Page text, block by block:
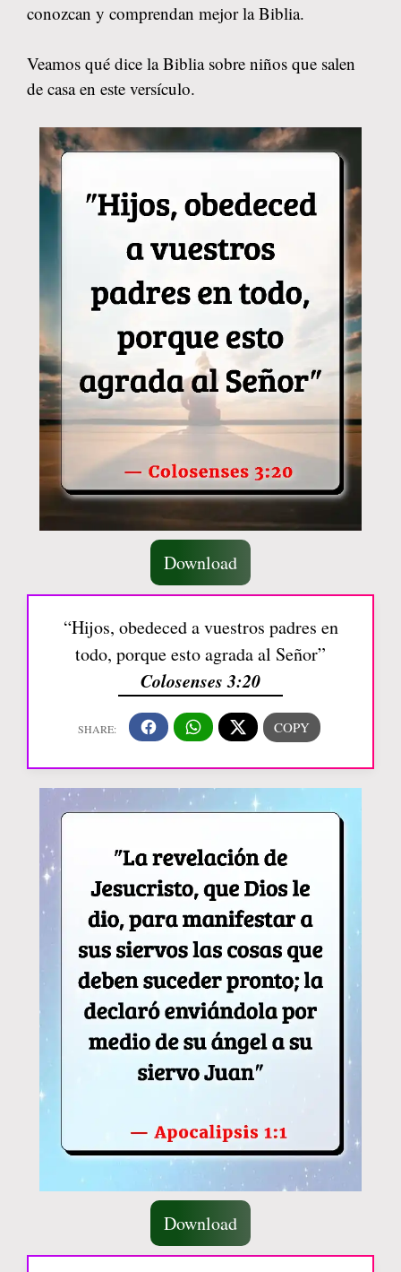
conozcan y comprendan mejor la Biblia.
Veamos qué dice la Biblia sobre niños que salen
de casa en este versículo.
Download
“Hijos, obedeced a vuestros padres en
todo, porque esto agrada al Señor”
Colosenses 3:20
Download